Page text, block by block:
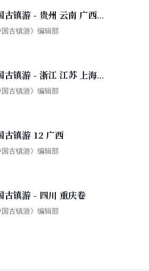
古镇游 - 贵州 云南 广西
国古镇游》编辑部
古镇游 - 浙江 江苏 上海
国古镇游》编辑部
古镇游 12 广西
国古镇游》编辑部
古镇游 - 四川 重庆卷
国古镇游》编辑部